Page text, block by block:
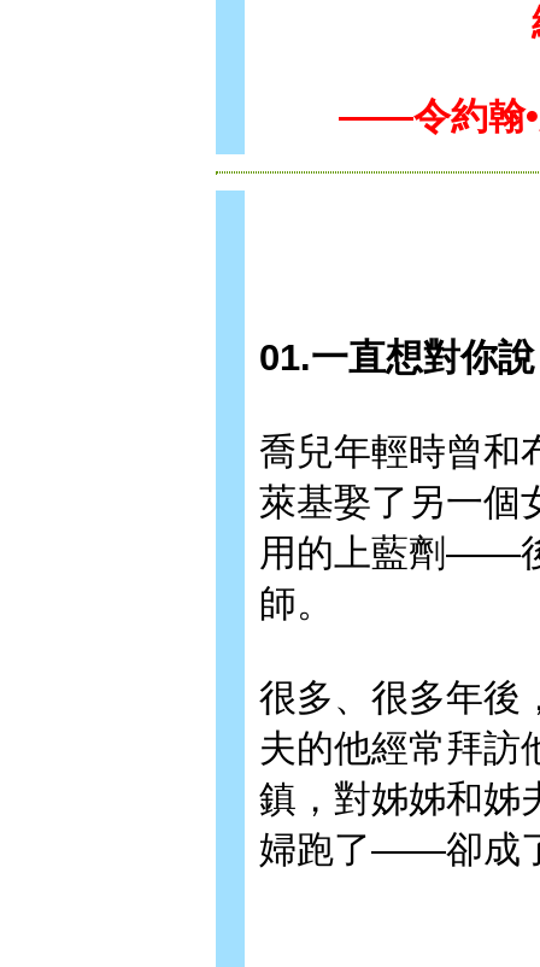
——令約翰•
01.一直想對你說
喬兒年輕時曾和
萊基娶了另一
用的上藍劑——
師。
很多、很多年後
夫的他經常拜訪
鎮，對姊姊和姊
婦跑了——卻成